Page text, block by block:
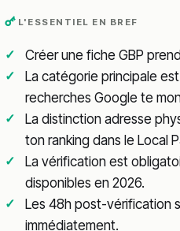
L'ESSENTIEL EN BREF
Créer une fiche GBP
La catégorie principale
recherches Google te
La distinction adresse
ton ranking dans le Local
La vérification est
disponibles en 2026.
Les 48h post-vérification
immédiatement.